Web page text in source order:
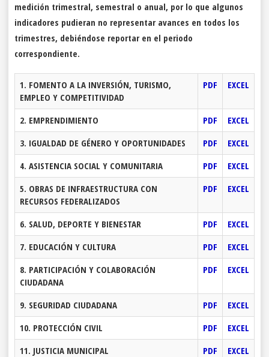
medición trimestral, semestral o anual, por lo que algunos
indicadores pudieran no representar avances en todos los
trimestres, debiéndose reportar en el periodo
correspondiente.
1. FOMENTO A LA INVERSIÓN, TURISMO,
EMPLEO Y COMPETITIVIDAD
PDF EXCEL
2. EMPRENDIMIENTO PDF
EXCEL
3. IGUALDAD DE GÉNERO Y OPORTUNIDADES
PDF
EXCEL
4. ASISTENCIA SOCIAL Y COMUNITARIA
PDF
EXCEL
5. OBRAS DE INFRAESTRUCTURA CON
RECURSOS FEDERALIZADOS
PDF EXCEL
6. SALUD, DEPORTE Y BIENESTAR PDF
EXCEL
7. EDUCACIÓN Y CULTURA
PDF
EXCEL
8. PARTICIPACIÓN Y COLABORACIÓN
CIUDADANA
PDF EXCEL
9. SEGURIDAD CIUDADANA PDF
EXCEL
10. PROTECCIÓN CIVIL
PDF
EXCEL
11. JUSTICIA MUNICIPAL
PDF
EXCEL